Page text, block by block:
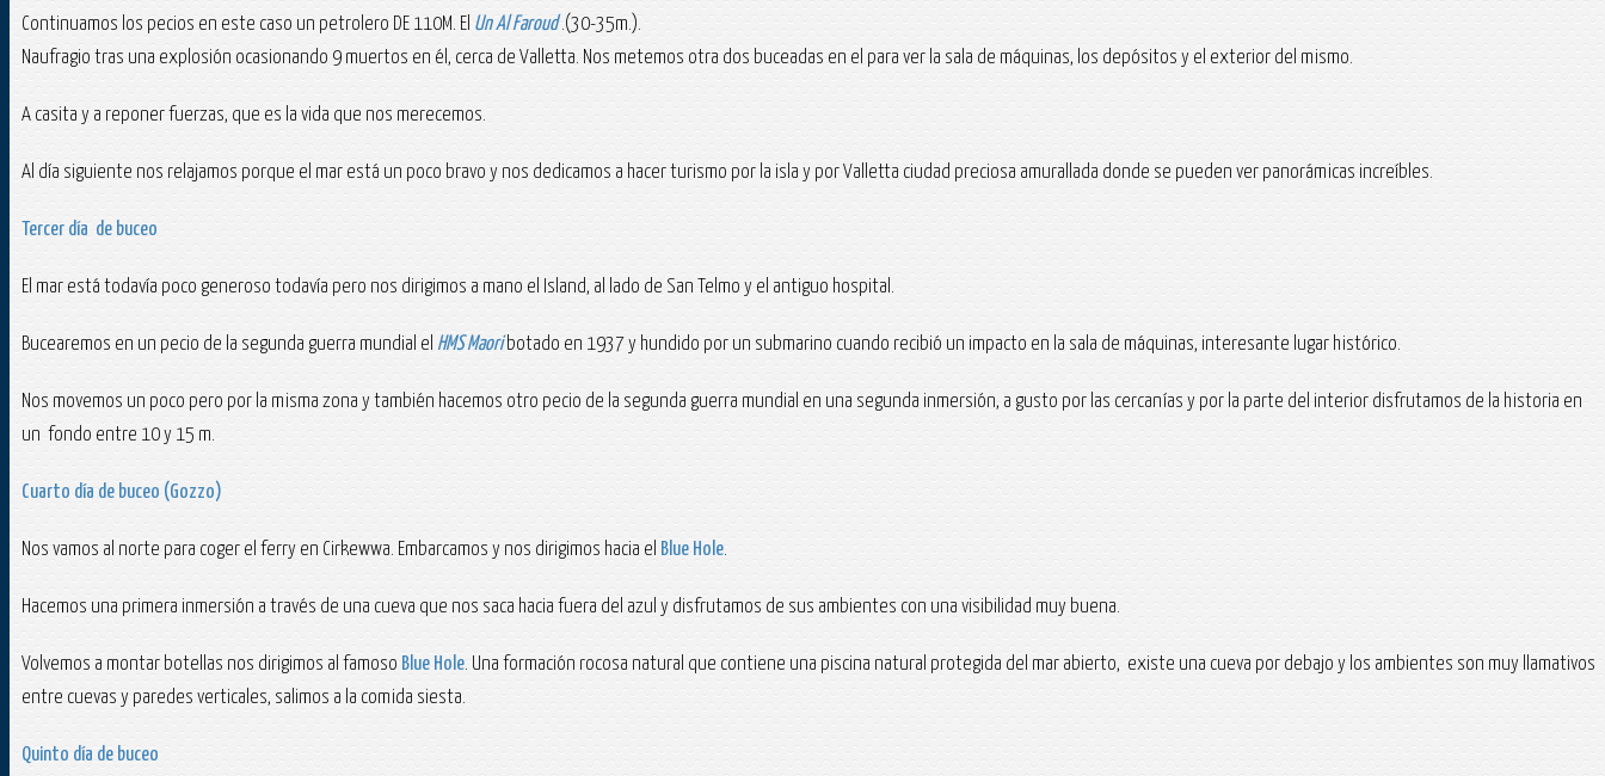
Continuamos los pecios en este caso un petrolero DE 110M. El Un Al Faroud.(30-35m.).
Naufragio tras una explosión ocasionando 9 muertos en él, cerca de Valletta. Nos metemos otra dos buceadas en el para ver la sala de máquinas, los depósitos y el exterior del mismo.
A casita y a reponer fuerzas, que es la vida que nos merecemos.
Al día siguiente nos relajamos porque el mar está un poco bravo y nos dedicamos a hacer turismo por la isla y por Valletta ciudad preciosa amurallada donde se pueden ver panorámicas increíbles.
Tercer día de buceo
El mar está todavía poco generoso todavía pero nos dirigimos a mano el Island, al lado de San Telmo y el antiguo hospital.
Bucearemos en un pecio de la segunda guerra mundial el HMS Maoribotado en 1937 y hundido por un submarino cuando recibió un impacto en la sala de máquinas, interesante lugar histórico.
Nos movemos un poco pero por la misma zona y también hacemos otro pecio de la segunda guerra mundial en una segunda inmersión, a gusto por las cercanías y por la parte del interior disfrutamos de la historia en
un fondo entre 10 y 15 m.
Cuarto día de buceo (Gozzo)
Nos vamos al norte para coger el ferry en Cirkewwa. Embarcamos y nos dirigimos hacia el Blue Hole.
Hacemos una primera inmersión a través de una cueva que nos saca hacia fuera del azul y disfrutamos de sus ambientes con una visibilidad muy buena.
Volvemos a montar botellas nos dirigimos al famoso Blue Hole. Una formación rocosa natural que contiene una piscina natural protegida del mar abierto, existe una cueva por debajo y los ambientes son muy llamativos
entre cuevas y paredes verticales, salimos a la comida siesta.
Quinto día de buceo